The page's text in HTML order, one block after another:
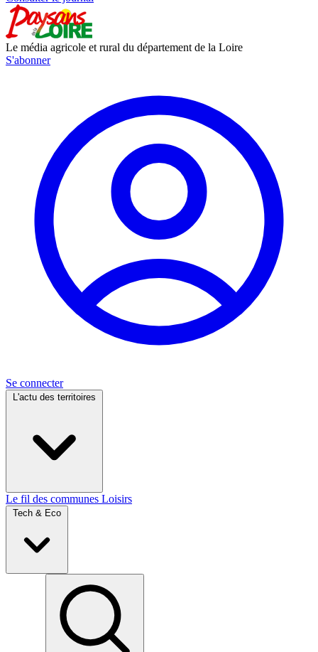
Le média agricole et rural du département de la Loire
S'abonner
Se connecter
L'actu des territoires
Le fil des communes Loisirs
Tech & Eco